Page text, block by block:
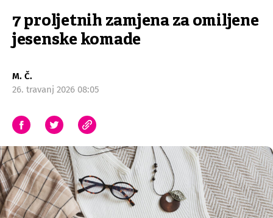
7 proljetnih zamjena za omiljene
jesenske komade
M. Č.
26. travanj 2026 08:05